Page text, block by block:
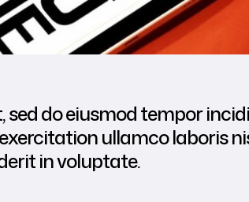
do eiusmod tempor
ullamco laboris
in voluptate.